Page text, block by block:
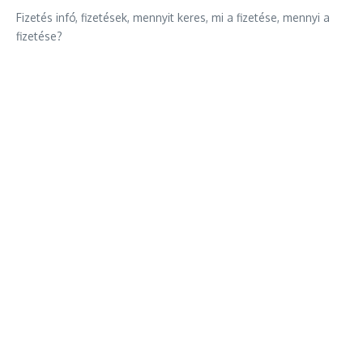
Fizetés infó, fizetések, mennyit keres, mi a fizetése, mennyi a
fizetése?